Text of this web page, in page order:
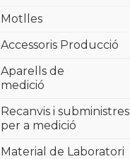
Motlles
Accessoris Producció
Aparells de
medició
Recanvis i subministres
per a medició
Material de Laboratori